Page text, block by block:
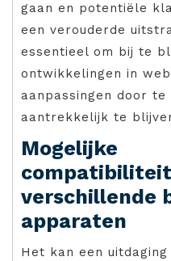
gaan en potentiële
een verouderde
essentieel om bij te
ontwikkelingen in
aanpassingen door
aantrekkelijk te
Mogelijke
verschillende
apparaten
Het kan een